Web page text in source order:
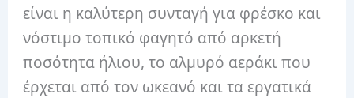
είναι η καλύτερη συνταγή για φρέσκο ​​και
νόστιμο τοπικό φαγητό από αρκετή
ποσότητα ήλιου, το αλμυρό αεράκι που
έρχεται από τον ωκεανό και τα εργατικά